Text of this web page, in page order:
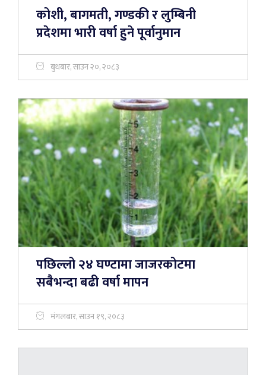
कोशी, बागमती, गण्डकी र लुम्बिनी
प्रदेशमा भारी वर्षा हुने पूर्वानुमान
बुधबार, साउन २०, २०८३
पछिल्लो २४ घण्टामा जाजरकोटमा
सबैभन्दा बढी वर्षा मापन
मंगलबार, साउन १९, २०८३